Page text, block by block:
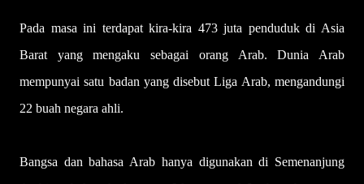
Pada masa ini terdapat kira-kira 473 juta penduduk di Asia
Barat yang mengaku sebagai orang Arab. Dunia Arab
mempunyai satu badan yang disebut Liga Arab, mengandungi
22 buah negara ahli.
Bangsa dan bahasa Arab hanya digunakan di Semenanjung